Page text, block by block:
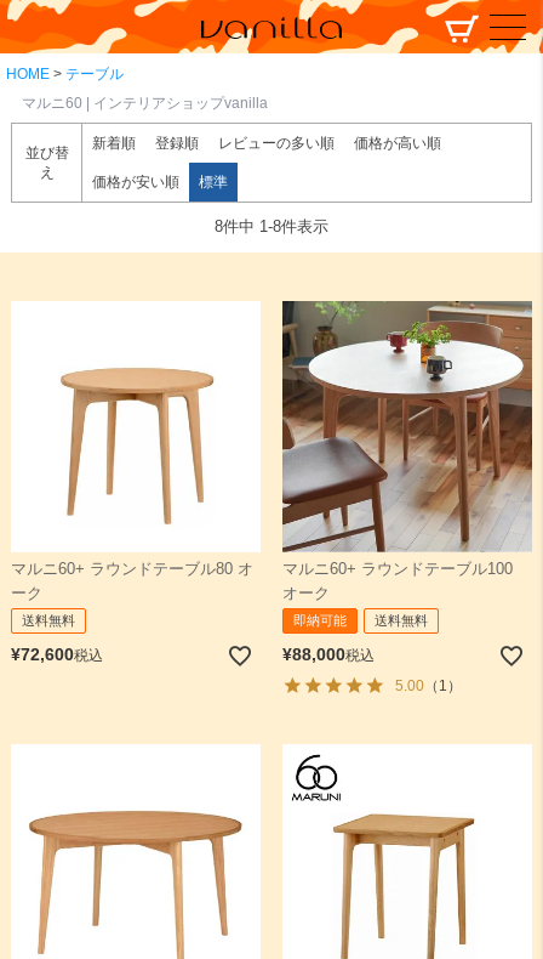
HOME
テーブル
マルニ60 | インテリアショップvanilla
検索
並び替
え
新着順 登録順 レビューの多い順 価格が高い順
価格が安い順 標準
8件中 1-8件表示
マルニ60+ ラウンドテーブル80 オ
ーク
送料無料
¥72,600税込
マルニ60+ ラウンドテーブル100
オーク
即納可能 送料無料
¥88,000税込
5.00（1）